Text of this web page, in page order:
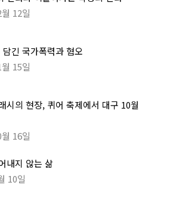
12일
담긴 국가폭력과 혐오
15일
시의 현장, 퀴어 축제에서 대구 10월
16일
내지 않는 삶
10일